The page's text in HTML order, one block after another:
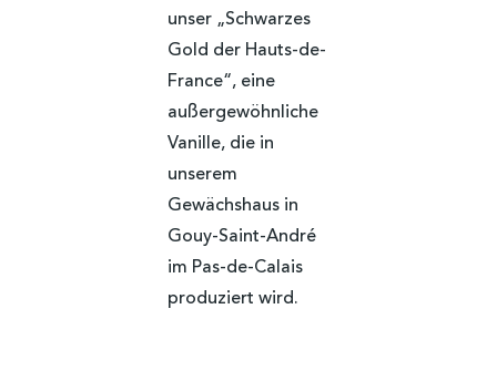
unser „Schwarzes
Gold der Hauts-de-
France“, eine
außergewöhnliche
Vanille, die in
unserem
Gewächshaus in
Gouy-Saint-André
im Pas-de-Calais
produziert wird.